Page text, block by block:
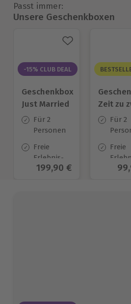
Passt immer:
Unsere Geschenkboxen
-15% CLUB DEAL
Geschenkbox
Just Married
Für 2
Personen
Freie
Erlebnis-
Auswahl
Aktueller Preis
199,90 €
Zeit zu
Für 2
Freie